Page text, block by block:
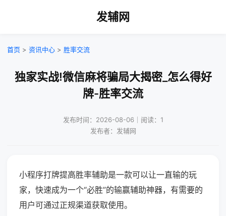
发辅网
首页 > 资讯中心 > 胜率交流
独家实战!微信麻将骗局大揭密_怎么得好
牌-胜率交流
发布时间：2026-08-06｜阅读：1
发布者：发辅网
小程序打牌提高胜率辅助是一款可以让一直输的玩
家，快速成为一个“必胜”的输赢辅助神器，有需要的
用户可通过正规渠道获取使用。